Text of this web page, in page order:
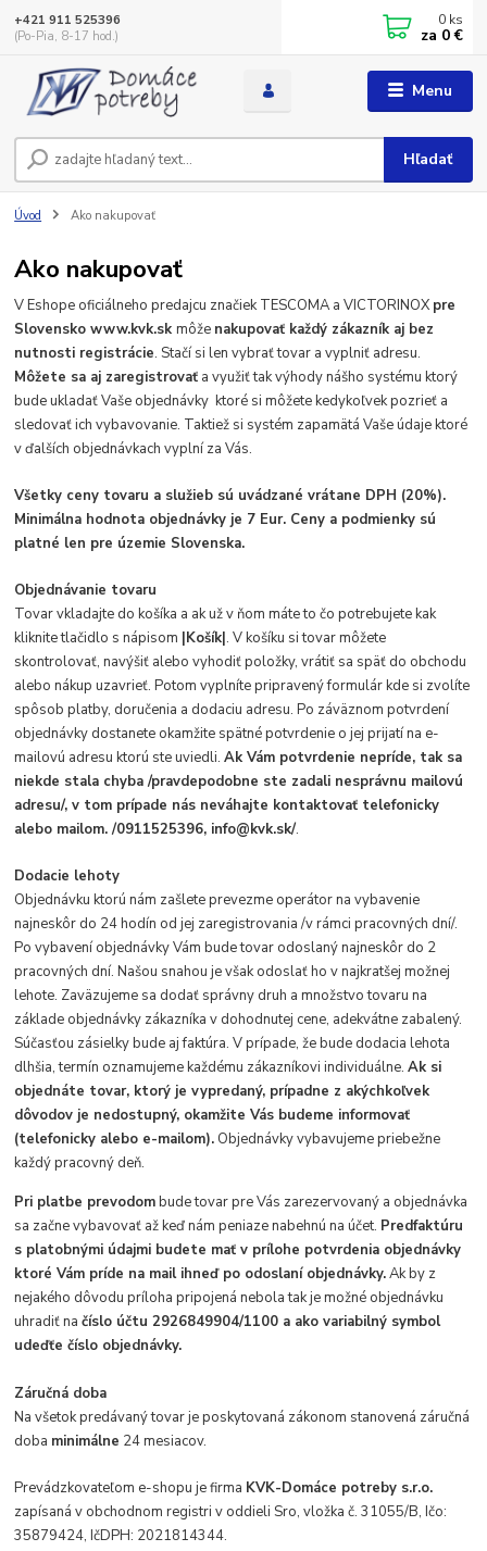
Menu
Hľadať
+421 911 525396
(Po-Pia, 8-17 hod.)
0 ks
za 0 €
Úvod Ako nakupovať
Ako nakupovať
V Eshope oficiálneho predajcu značiek TESCOMA a VICTORINOX pre
Slovensko www.kvk.skmôže nakupovať každý zákazník aj bez
nutnosti registrácie. Stačí si len vybrať tovar a vyplniť adresu.
Môžete sa aj zaregistrovať a využiť tak výhody nášho systému ktorý
bude ukladať Vaše objednávky ktoré si môžete kedykoľvek pozrieť a
sledovať ich vybavovanie. Taktiež si systém zapamätá Vaše údaje ktoré
v ďalších objednávkach vyplní za Vás.
Všetky ceny tovaru a služieb sú uvádzané vrátane DPH (20%).
Minimálna hodnota objednávky je 7 Eur. Ceny a podmienky sú
platné len pre územie Slovenska.
Objednávanie tovaru
Tovar vkladajte do košíka a ak už v ňom máte to čo potrebujete kak
kliknite tlačidlo s nápisom |Košík|. V košíku si tovar môžete
skontrolovať, navýšiť alebo vyhodiť položky, vrátiť sa späť do obchodu
alebo nákup uzavrieť. Potom vyplníte pripravený formulár kde si zvolíte
spôsob platby, doručenia a dodaciu adresu. Po záväznom potvrdení
objednávky dostanete okamžite spätné potvrdenie o jej prijatí na e-
mailovú adresu ktorú ste uviedli.Ak Vám potvrdenie nepríde, tak sa
niekde stala chyba /pravdepodobne ste zadali nesprávnu mailovú
adresu/, v tom prípade nás neváhajte kontaktovať telefonicky
alebo mailom. /0911525396, info@kvk.sk/.
Dodacie lehoty
Objednávku ktorú nám zašlete prevezme operátor na vybavenie
najneskôr do 24 hodín od jej zaregistrovania /v rámci pracovných dní/.
Po vybavení objednávky Vám bude tovar odoslaný najneskôr do 2
pracovných dní. Našou snahou je však odoslať ho v najkratšej možnej
lehote. Zaväzujeme sa dodať správny druh a množstvo tovaru na
základe objednávky zákazníka v dohodnutej cene, adekvátne zabalený.
Súčasťou zásielky bude aj faktúra. V prípade, že bude dodacia lehota
dlhšia, termín oznamujeme každému zákazníkovi individuálne.Ak si
objednáte tovar, ktorý je vypredaný, prípadne z akýchkoľvek
dôvodov je nedostupný, okamžite Vás budeme informovať
(telefonicky alebo e-mailom). Objednávky vybavujeme priebežne
každý pracovný deň.
Pri platbe prevodombude tovar pre Vás zarezervovaný a objednávka
sa začne vybavovať až keď nám peniaze nabehnú na účet. Predfaktúru
s platobnými údajmi budete mať v prílohe potvrdenia objednávky
ktoré Vám príde na mail ihneď po odoslaní objednávky.Ak by z
nejakého dôvodu príloha pripojená nebola tak je možné objednávku
uhradiť načíslo účtu 2926849904/1100 a ako variabilný symbol
udeďťe číslo objednávky.
Záručná doba
Na všetok predávaný tovar je poskytovaná zákonom stanovená záručná
doba minimálne 24 mesiacov.
Prevádzkovateľom e-shopu je firma KVK-Domáce potreby s.r.o.
zapísaná v obchodnom registri v oddieli Sro, vložka č. 31055/B, Ičo:
35879424, IčDPH: 2021814344.